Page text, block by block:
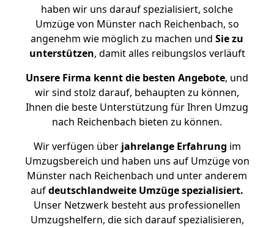
haben wir uns darauf spezialisiert, solche
Umzüge von Münster nach Reichenbach, so
angenehm wie möglich zu machen und Sie zu
unterstützen, damit alles reibungslos verläuft
Unsere Firma kennt die besten Angebote, und
wir sind stolz darauf, behaupten zu können,
Ihnen die beste Unterstützung für Ihren Umzug
nach Reichenbach bieten zu können.
Wir verfügen überjahrelange Erfahrung im
Umzugsbereich und haben uns auf Umzüge von
Münster nach Reichenbach und unter anderem
aufdeutschlandweite Umzüge spezialisiert.
Unser Netzwerk besteht aus professionellen
Umzugshelfern, die sich darauf spezialisieren,